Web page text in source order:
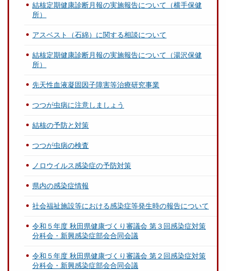
結核定期健康診断月報の実施報告について（横手保健
所）
アスベスト（石綿）に関する相談について
結核定期健康診断月報の実施報告について（湯沢保健
所）
先天性血液凝固因子障害等治療研究事業
つつが虫病に注意しましょう
結核の予防と対策
つつが虫病の検査
ノロウイルス感染症の予防対策
県内の感染症情報
社会福祉施設等における感染症等発生時の報告について
令和５年度 秋田県健康づくり審議会 第３回感染症対策
分科会・新興感染症部会合同会議
令和５年度 秋田県健康づくり審議会 第２回感染症対策
分科会・新興感染症部会合同会議